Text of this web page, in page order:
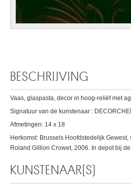
BESCHRIJVING
Vaas, glaspasta, decor in hoog-reliëf met
Signatuur van de kunstenaar :
Afmetingen: 14 x 18
Herkomst: Brussels Hoofdstedelijk
Roland Gillion Crowet, 2006. In depot bij
KUNSTENAAR(S)